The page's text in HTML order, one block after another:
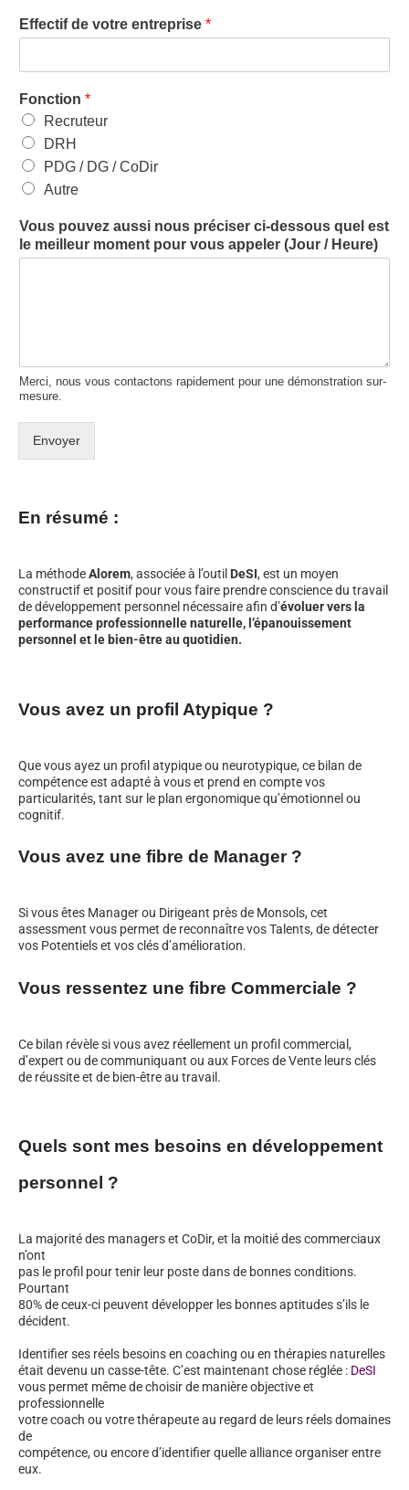
Effectif de votre entreprise *
Fonction *
Recruteur
DRH
PDG / DG / CoDir
Autre
Vous pouvez aussi nous préciser ci-dessous quel est
le meilleur moment pour vous appeler (Jour / Heure)
Merci, nous vous contactons rapidement pour une démonstration sur-
mesure.
Envoyer
En résumé :
La méthodeAlorem, associée à l’outil DeSI, est un moyen
constructif et positif pour vous faire prendre conscience du travail
de développement personnel nécessaire afin d’évoluer vers la
performance professionnelle naturelle, l’épanouissement
personnel et le bien-être au quotidien.
Vous avez un profil Atypique ?
Que vous ayez un profil atypique ou neurotypique, ce bilan de
compétence est adapté à vous et prend en compte vos
particularités, tant sur le plan ergonomique qu’émotionnel ou
cognitif.
Vous avez une fibre de Manager ?
Si vous êtes Manager ou Dirigeant près de Monsols, cet
assessment vous permet de reconnaître vos Talents, de détecter
vos Potentiels et vos clés d’amélioration.
Vous ressentez une fibre Commerciale ?
Ce bilan révèle si vous avez réellement un profil commercial,
d’expert ou de communiquant ou aux Forces de Vente leurs clés
de réussite et de bien-être au travail.
Quels sont mes besoins en développement
personnel ?
La majorité des managers et CoDir, et la moitié des commerciaux
n’ont
pas le profil pour tenir leur poste dans de bonnes conditions.
Pourtant
80% de ceux-ci peuvent développer les bonnes aptitudes s’ils le
décident.
Identifier ses réels besoins en coaching ou en thérapies naturelles
était devenu un casse-tête. C’est maintenant chose réglée : DeSI
vous permet même de choisir de manière objective et
professionnelle
votre coach ou votre thérapeute au regard de leurs réels domaines
de
compétence, ou encore d’identifier quelle alliance organiser entre
eux.